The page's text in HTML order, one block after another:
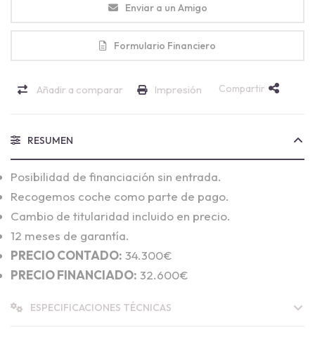
Enviar a un Amigo
Formulario Financiero
Añadir a comparar Impresión Compartir
RESUMEN
Posibilidad de financiación sin entrada.
Recogemos coche como parte de pago.
Cambio de titularidad incluido en precio.
12 meses de garantía.
PRECIO CONTADO: 34.300€
PRECIO FINANCIADO: 32.600€
ESPECIFICACIONES TÉCNICAS